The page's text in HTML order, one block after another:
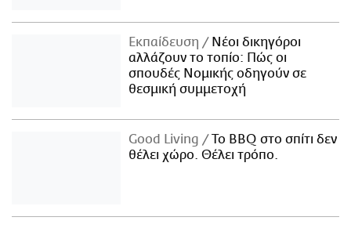
Εκπαίδευση
Νέοι δικηγόροι
αλλάζουν το τοπίο: Πώς οι
σπουδές Νομικής οδηγούν σε
θεσμική συμμετοχή
Good Living
Το BBQ στο σπίτι δεν
θέλει χώρο. Θέλει τρόπο.